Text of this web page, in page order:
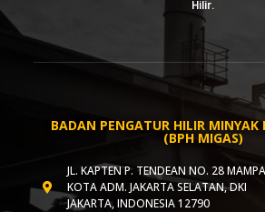
Hilir.
BADAN PENGATUR HILIR MINYAK
(BPH MIGAS)
JL. KAPTEN P. TENDEAN NO. 28
KOTA ADM. JAKARTA SELATAN, DKI
JAKARTA, INDONESIA 12790